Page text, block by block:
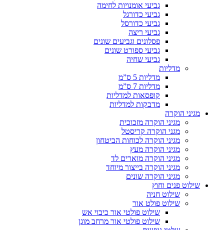
גביעי אומנויות לחימה
גביעי כדורגל
גביעי כדורסל
גביעי ריצה
פסלונים וגביעים שונים
גביעי ספורט שונים
גביעי שחיה
מדליות
מדליות 5 ס”מ
מדליות 7 ס”מ
קופסאות למדליות
מדבקות למדליות
מגיני הוקרה
מגיני הוקרה מזכוכית
מגני הוקרה קריסטל
מגיני הוקרה לכוחות הביטחון
מגיני הוקרה מעץ
מגיני הוקרה מוארים לד
מגיני הוקרה בייצור מיוחד
מגיני הוקרה שונים
שילוט פנים וחוץ
שילוט חניה
שילוט פולט אור
שילוט פולטי אור כיבוי אש
שילוט פולטי אור מרחב מוגן